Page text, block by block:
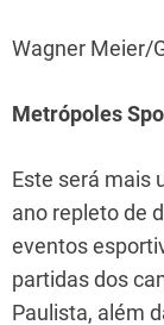
Wagner Meier/
Metrópoles
Este será mais
ano repleto de
eventos
partidas dos
Paulista, além